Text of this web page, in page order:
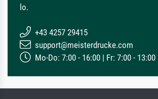
lo.
+43 4257 29415
support@meisterdrucke.com
Mo-Do: 7:00 - 16:00 | Fr: 7:00 - 13:00